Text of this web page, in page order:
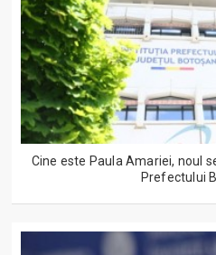
Cine este Paula Amariei, noul
Prefectului